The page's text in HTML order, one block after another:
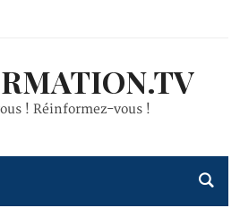
! Réinformez-vous !